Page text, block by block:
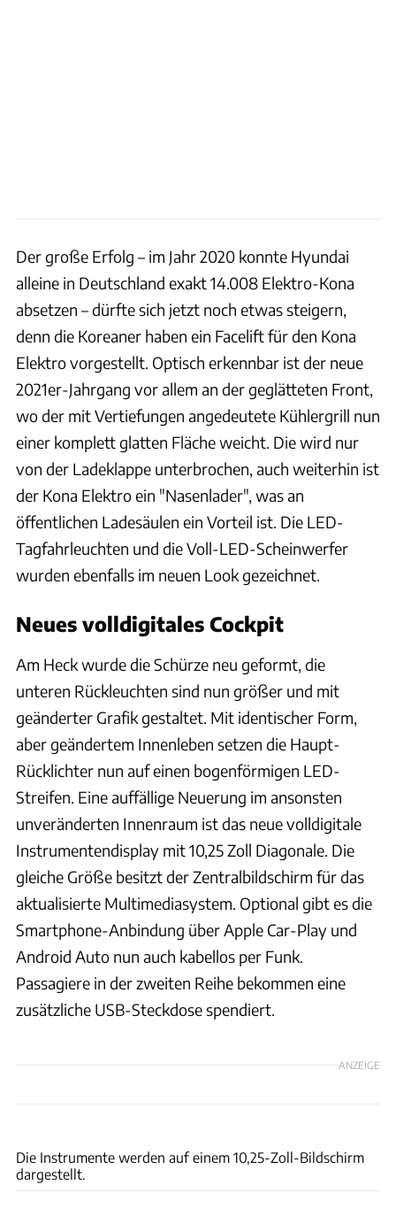
Der große Erfolg – im Jahr 2020 konnte Hyundai
alleine in Deutschland exakt 14.008 Elektro-Kona
absetzen – dürfte sich jetzt noch etwas steigern,
denn die Koreaner haben ein Facelift für den Kona
Elektro vorgestellt. Optisch erkennbar ist der neue
2021er-Jahrgang vor allem an der geglätteten Front,
wo der mit Vertiefungen angedeutete Kühlergrill nun
einer komplett glatten Fläche weicht. Die wird nur
von der Ladeklappe unterbrochen, auch weiterhin ist
der Kona Elektro ein "Nasenlader", was an
öffentlichen Ladesäulen ein Vorteil ist. Die LED-
Tagfahrleuchten und die Voll-LED-Scheinwerfer
wurden ebenfalls im neuen Look gezeichnet.
Neues volldigitales Cockpit
Am Heck wurde die Schürze neu geformt, die
unteren Rückleuchten sind nun größer und mit
geänderter Grafik gestaltet. Mit identischer Form,
aber geändertem Innenleben setzen die Haupt-
Rücklichter nun auf einen bogenförmigen LED-
Streifen. Eine auffällige Neuerung im ansonsten
unveränderten Innenraum ist das neue volldigitale
Instrumentendisplay mit 10,25 Zoll Diagonale. Die
gleiche Größe besitzt der Zentralbildschirm für das
aktualisierte Multimediasystem. Optional gibt es die
Smartphone-Anbindung über Apple Car-Play und
Android Auto nun auch kabellos per Funk.
Passagiere in der zweiten Reihe bekommen eine
zusätzliche USB-Steckdose spendiert.
ANZEIGE
Die Instrumente werden auf einem 10,25-Zoll-Bildschirm
dargestellt.